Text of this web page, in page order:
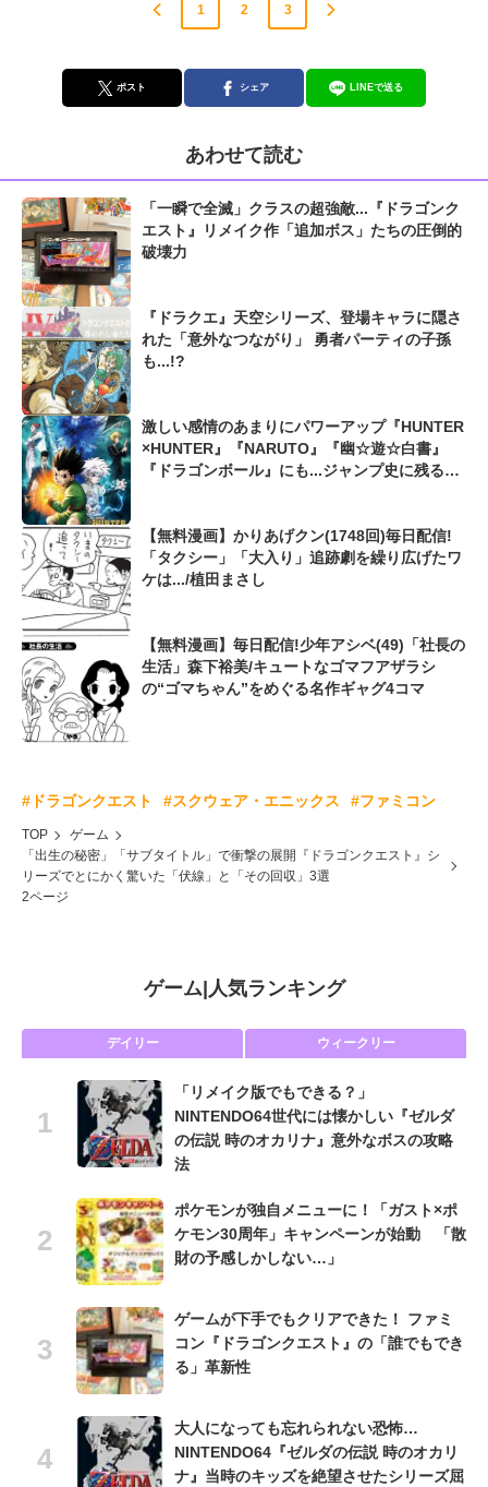
1 2 3
ポスト シェア LINEで送る
あわせて読む
「一瞬で全滅」クラスの超強敵...『ドラゴンク
エスト』リメイク作「追加ボス」たちの圧倒的
破壊力
『ドラクエ』天空シリーズ、登場キャラに隠さ
れた「意外なつながり」 勇者パーティの子孫
も...!?
激しい感情のあまりにパワーアップ『HUNTER
×HUNTER』『NARUTO』『幽☆遊☆白書』
『ドラゴンボール』にも...ジャンプ史に残る
【無料漫画】かりあげクン(1748回)毎日配信!
「タクシー」「大入り」追跡劇を繰り広げたワ
ケは.../植田まさし
【無料漫画】毎日配信!少年アシベ(49)「社長の
生活」森下裕美/キュートなゴマフアザラシ
の“ゴマちゃん”をめぐる名作ギャグ4コマ
#ドラゴンクエスト #スクウェア・エニックス #ファミコン
TOP
ゲーム
「出生の秘密」「サブタイトル」で衝撃の展開『ドラゴンクエスト』シ
リーズでとにかく驚いた「伏線」と「その回収」3選
2ページ
ゲーム| 人気ランキング
デイリー ウィークリー
「リメイク版でもできる？」
NINTENDO64世代には懐かしい『ゼルダ
の伝説 時のオカリナ』意外なボスの攻略
法
ポケモンが独自メニューに！「ガスト×ポ
ケモン30周年」キャンペーンが始動 「散
財の予感しかしない…」
ゲームが下手でもクリアできた！ ファミ
コン『ドラゴンクエスト』の「誰でもでき
る」革新性
大人になっても忘れられない恐怖…
NINTENDO64『ゼルダの伝説 時のオカリ
ナ』当時のキッズを絶望させたシリーズ屈